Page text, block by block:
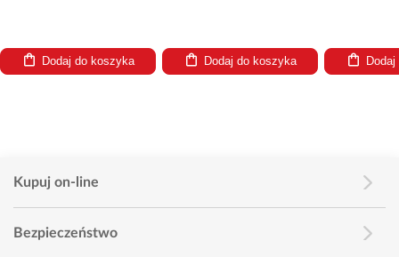
Dodaj do koszyka Dodaj do koszyka
Kupuj on-line
Bezpieczeństwo